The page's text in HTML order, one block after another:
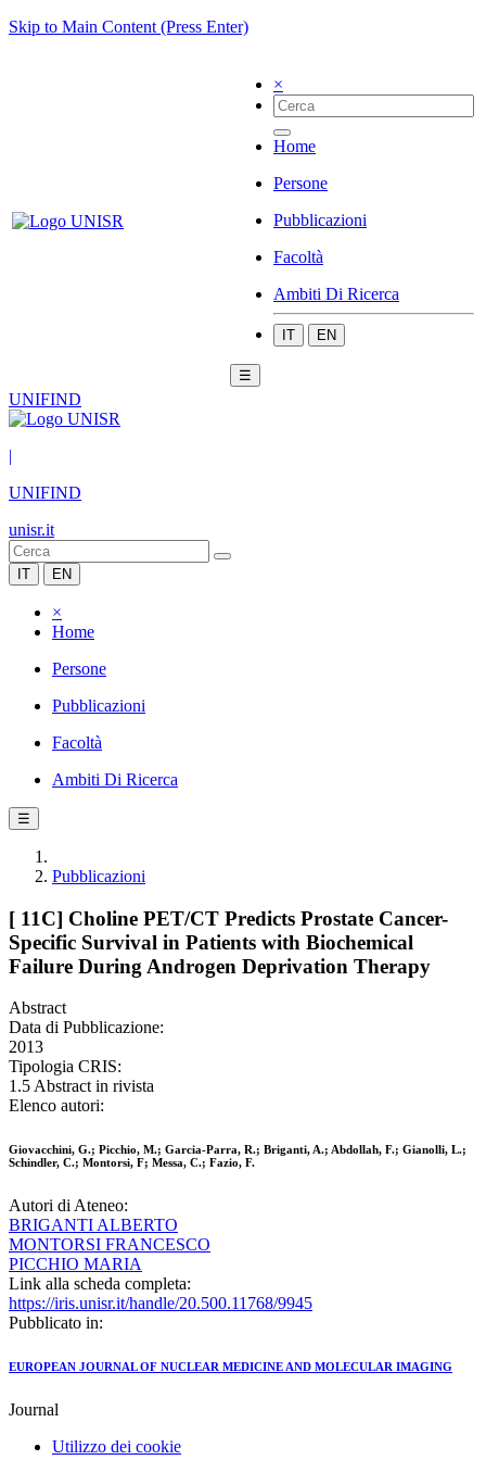
Skip to Main Content (Press Enter)
×
Home
Persone
Pubblicazioni
Facoltà
Ambiti Di Ricerca
IT EN
☰
UNIFIND
|
UNIFIND
unisr.it
IT EN
×
Home
Persone
Pubblicazioni
Facoltà
Ambiti Di Ricerca
☰
Pubblicazioni
[ 11C] Choline PET/CT Predicts Prostate Cancer-
Specific Survival in Patients with Biochemical
Failure During Androgen Deprivation Therapy
Abstract
Data di Pubblicazione:
2013
Tipologia CRIS:
1.5 Abstract in rivista
Elenco autori:
Giovacchini, G.; Picchio, M.; Garcia-Parra, R.; Briganti, A.; Abdollah, F.; Gianolli, L.;
Schindler, C.; Montorsi, F; Messa, C.; Fazio, F.
Autori di Ateneo:
BRIGANTI ALBERTO
MONTORSI FRANCESCO
PICCHIO MARIA
Link alla scheda completa:
https://iris.unisr.it/handle/20.500.11768/9945
Pubblicato in:
EUROPEAN JOURNAL OF NUCLEAR MEDICINE AND MOLECULAR IMAGING
Journal
Utilizzo dei cookie